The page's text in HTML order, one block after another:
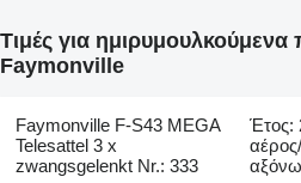
Τιμές για
Faymonville
Faymonville F-S43 MEGA
Telesattel 3 x
zwangsgelenkt Nr.: 333
Έτος: